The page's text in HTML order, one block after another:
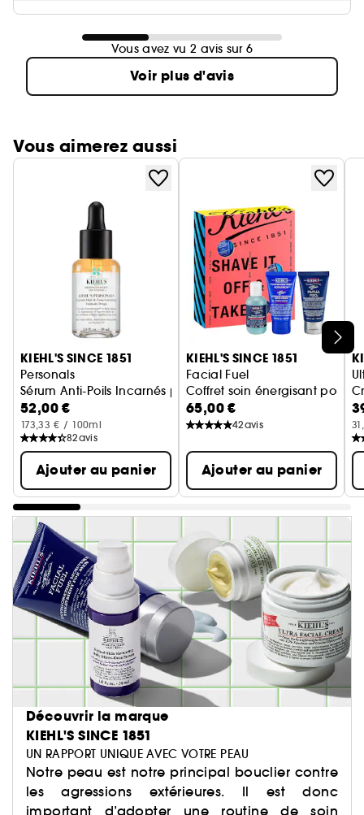
Vous avez vu 2 avis sur 6
Voir plus d'avis
Vous aimerez aussi
Ignorer le carrousel produits
KIEHL'S SINCE 1851
Personals
Sérum Anti-Poils Incarnés pour Zones Sensibles
52,00 €
173,33 € / 100ml
82avis
Ajouter au panier
KIEHL'S SINCE 1851
Facial Fuel
Coffret soin énergisant pour
65,00 €
42avis
Ajouter au panier
Découvrir la marque
KIEHL'S SINCE 1851
UN RAPPORT UNIQUE AVEC VOTRE PEAU
Notre peau est notre principal bouclier contre
les agressions extérieures. Il est donc
important d’adopter une routine de soin